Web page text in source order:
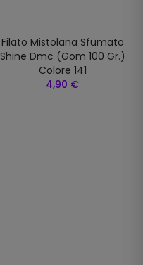
Filato Mistolana Sfumato
Shine Dmc (gom 100 Gr.)
Colore 141
4,90 €